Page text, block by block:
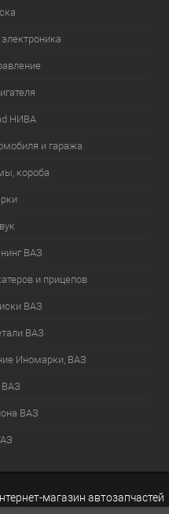
НИВА
и гаража
короба
ВАЗ
и прицепов
ВАЗ
ВАЗ
Иномарки, ВАЗ
ВАЗ
ВАЗ
магазин автозапчастей